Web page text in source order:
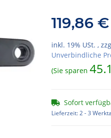
119,86 €
inkl. 19% USt. ,
Unverbindliche
(Sie sparen
Sofort
Lieferzeit:2 - 3